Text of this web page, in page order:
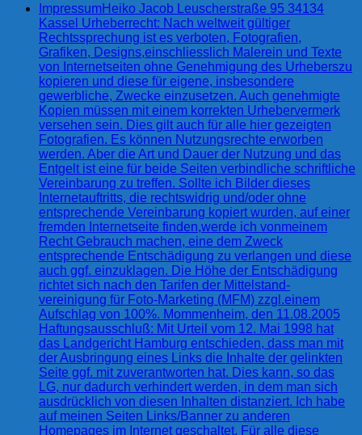
ImpressumHeiko Jacob Leuscherstraße 95 34134
Kassel Urheberrecht: Nach weltweit gültiger
Rechtssprechung ist es verboten, Fotografien,
Grafiken, Designs,einschliesslich Malerein und Texte
von Internetseiten ohne Genehmigung des Urheberszu
kopieren und diese für eigene, insbesondere
gewerbliche, Zwecke einzusetzen. Auch genehmigte
Kopien müssen mit einem korrekten Urhebervermerk
versehen sein. Dies gilt auch für alle hier gezeigten
Fotografien. Es können Nutzungsrechte erworben
werden. Aber die Art und Dauer der Nutzung und das
Entgelt ist eine für beide Seiten verbindliche schriftliche
Vereinbarung zu treffen. Sollte ich Bilder dieses
Internetauftritts, die rechtswidrig und/oder ohne
entsprechende Vereinbarung kopiert wurden, auf einer
fremden Internetseite finden,werde ich vonmeinem
Recht Gebrauch machen, eine dem Zweck
entsprechende Entschädigung zu verlangen und diese
auch ggf. einzuklagen. Die Höhe der Entschädigung
richtet sich nach den Tarifen der Mittelstand-
vereinigung für Foto-Marketing (MFM) zzgl.einem
Aufschlag von 100%. Mommenheim, den 11.08.2005
Haftungsausschluß: Mit Urteil vom 12. Mai 1998 hat
das Landgericht Hamburg entschieden, dass man mit
der Ausbringung eines Links die Inhalte der gelinkten
Seite ggf. mit zuverantworten hat. Dies kann, so das
LG, nur dadurch verhindert werden, in dem man sich
ausdrücklich von diesen Inhalten distanziert. Ich habe
auf meinen Seiten Links/Banner zu anderen
Homepages im Internet geschaltet. Für alle diese